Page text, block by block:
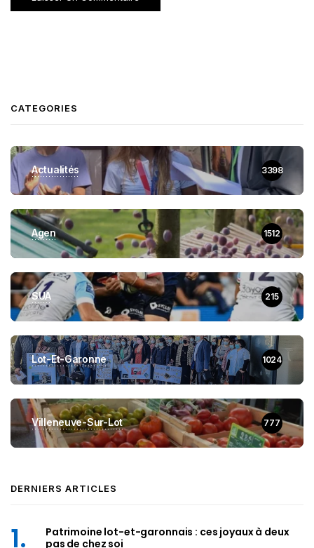
CATEGORIES
Actualités 3398
Agen 1512
SUA 215
Lot-Et-Garonne 1024
Villeneuve-Sur-Lot 777
DERNIERS ARTICLES
Patrimoine lot-et-garonnais : ces joyaux à deux
pas de chez soi